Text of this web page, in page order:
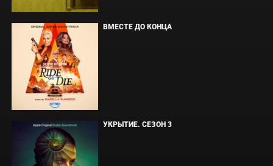
ВМЕСТЕ ДО КОНЦА
УКРЫТИЕ. СЕЗОН 3